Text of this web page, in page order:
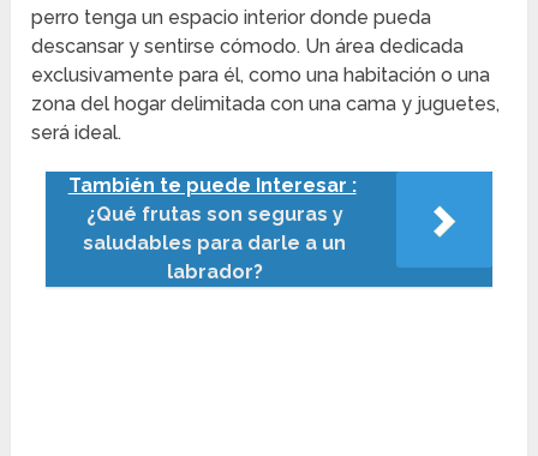
perro tenga un espacio interior donde pueda
descansar y sentirse cómodo. Un área dedicada
exclusivamente para él, como una habitación o una
zona del hogar delimitada con una cama y juguetes,
será ideal.
También te puede Interesar :
¿Qué frutas son seguras y
saludables para darle a un
labrador?